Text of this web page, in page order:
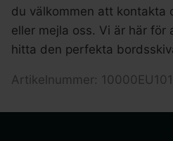
du välkommen att kontakta
eller mejla oss. Vi är här
hitta den perfekta
Artikelnummer: